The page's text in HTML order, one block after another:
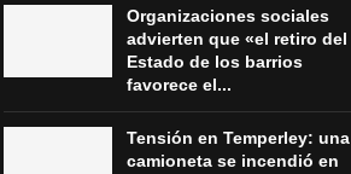
Organizaciones sociales
advierten que «el retiro del
Estado de los barrios
favorece el...
Tensión en Temperley: una
camioneta se incendió en